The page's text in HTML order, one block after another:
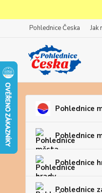
Pohlednice Česka Jak
Pohlednice
Pohlednice
Pohlednice
Pohlednice